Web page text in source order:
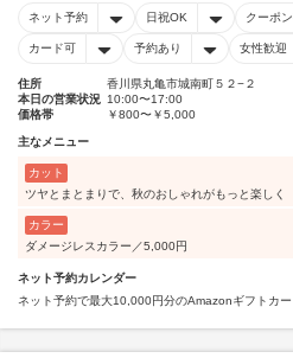
ネット予約 日祝OK クーポ
カード可 予約あり 女性歓迎
住所
香川県丸亀市城南町５２−２
本日の営業状況 10:00〜17:00
価格帯
￥800〜￥5,000
主なメニュー
カット
ツヤとまとまりで、秋のおしゃれがもっと楽しく
カラー
ダメージレスカラー／5,000円
ネット予約カレンダー
ネット予約で最大10,000円分のAmazonギフトカー